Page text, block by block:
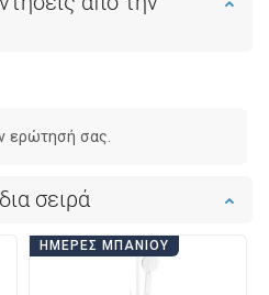
ερώτησή σας.
σειρά
ΗΜΈΡΕΣ ΜΠΆΝΙΟΥ